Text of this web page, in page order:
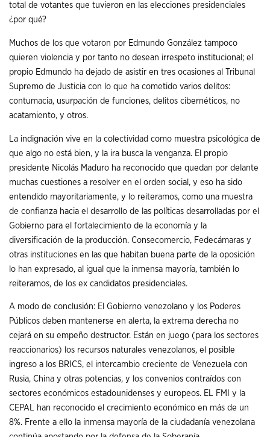
total de votantes que tuvieron en las elecciones presidenciales
¿por qué?
Muchos de los que votaron por Edmundo González tampoco
quieren violencia y por tanto no desean irrespeto institucional; el
propio Edmundo ha dejado de asistir en tres ocasiones al Tribunal
Supremo de Justicia con lo que ha cometido varios delitos:
contumacia, usurpación de funciones, delitos cibernéticos, no
acatamiento, y otros.
La indignación vive en la colectividad como muestra psicológica de
que algo no está bien, y la ira busca la venganza. El propio
presidente Nicolás Maduro ha reconocido que quedan por delante
muchas cuestiones a resolver en el orden social, y eso ha sido
entendido mayoritariamente, y lo reiteramos, como una muestra
de confianza hacia el desarrollo de las políticas desarrolladas por el
Gobierno para el fortalecimiento de la economía y la
diversificación de la producción. Consecomercio, Fedecámaras y
otras instituciones en las que habitan buena parte de la oposición
lo han expresado, al igual que la inmensa mayoría, también lo
reiteramos, de los ex candidatos presidenciales.
A modo de conclusión: El Gobierno venezolano y los Poderes
Públicos deben mantenerse en alerta, la extrema derecha no
cejará en su empeño destructor. Están en juego (para los sectores
reaccionarios) los recursos naturales venezolanos, el posible
ingreso a los BRICS, el intercambio creciente de Venezuela con
Rusia, China y otras potencias, y los convenios contraídos con
sectores económicos estadounidenses y europeos. EL FMI y la
CEPAL han reconocido el crecimiento económico en más de un
8%. Frente a ello la inmensa mayoría de la ciudadanía venezolana